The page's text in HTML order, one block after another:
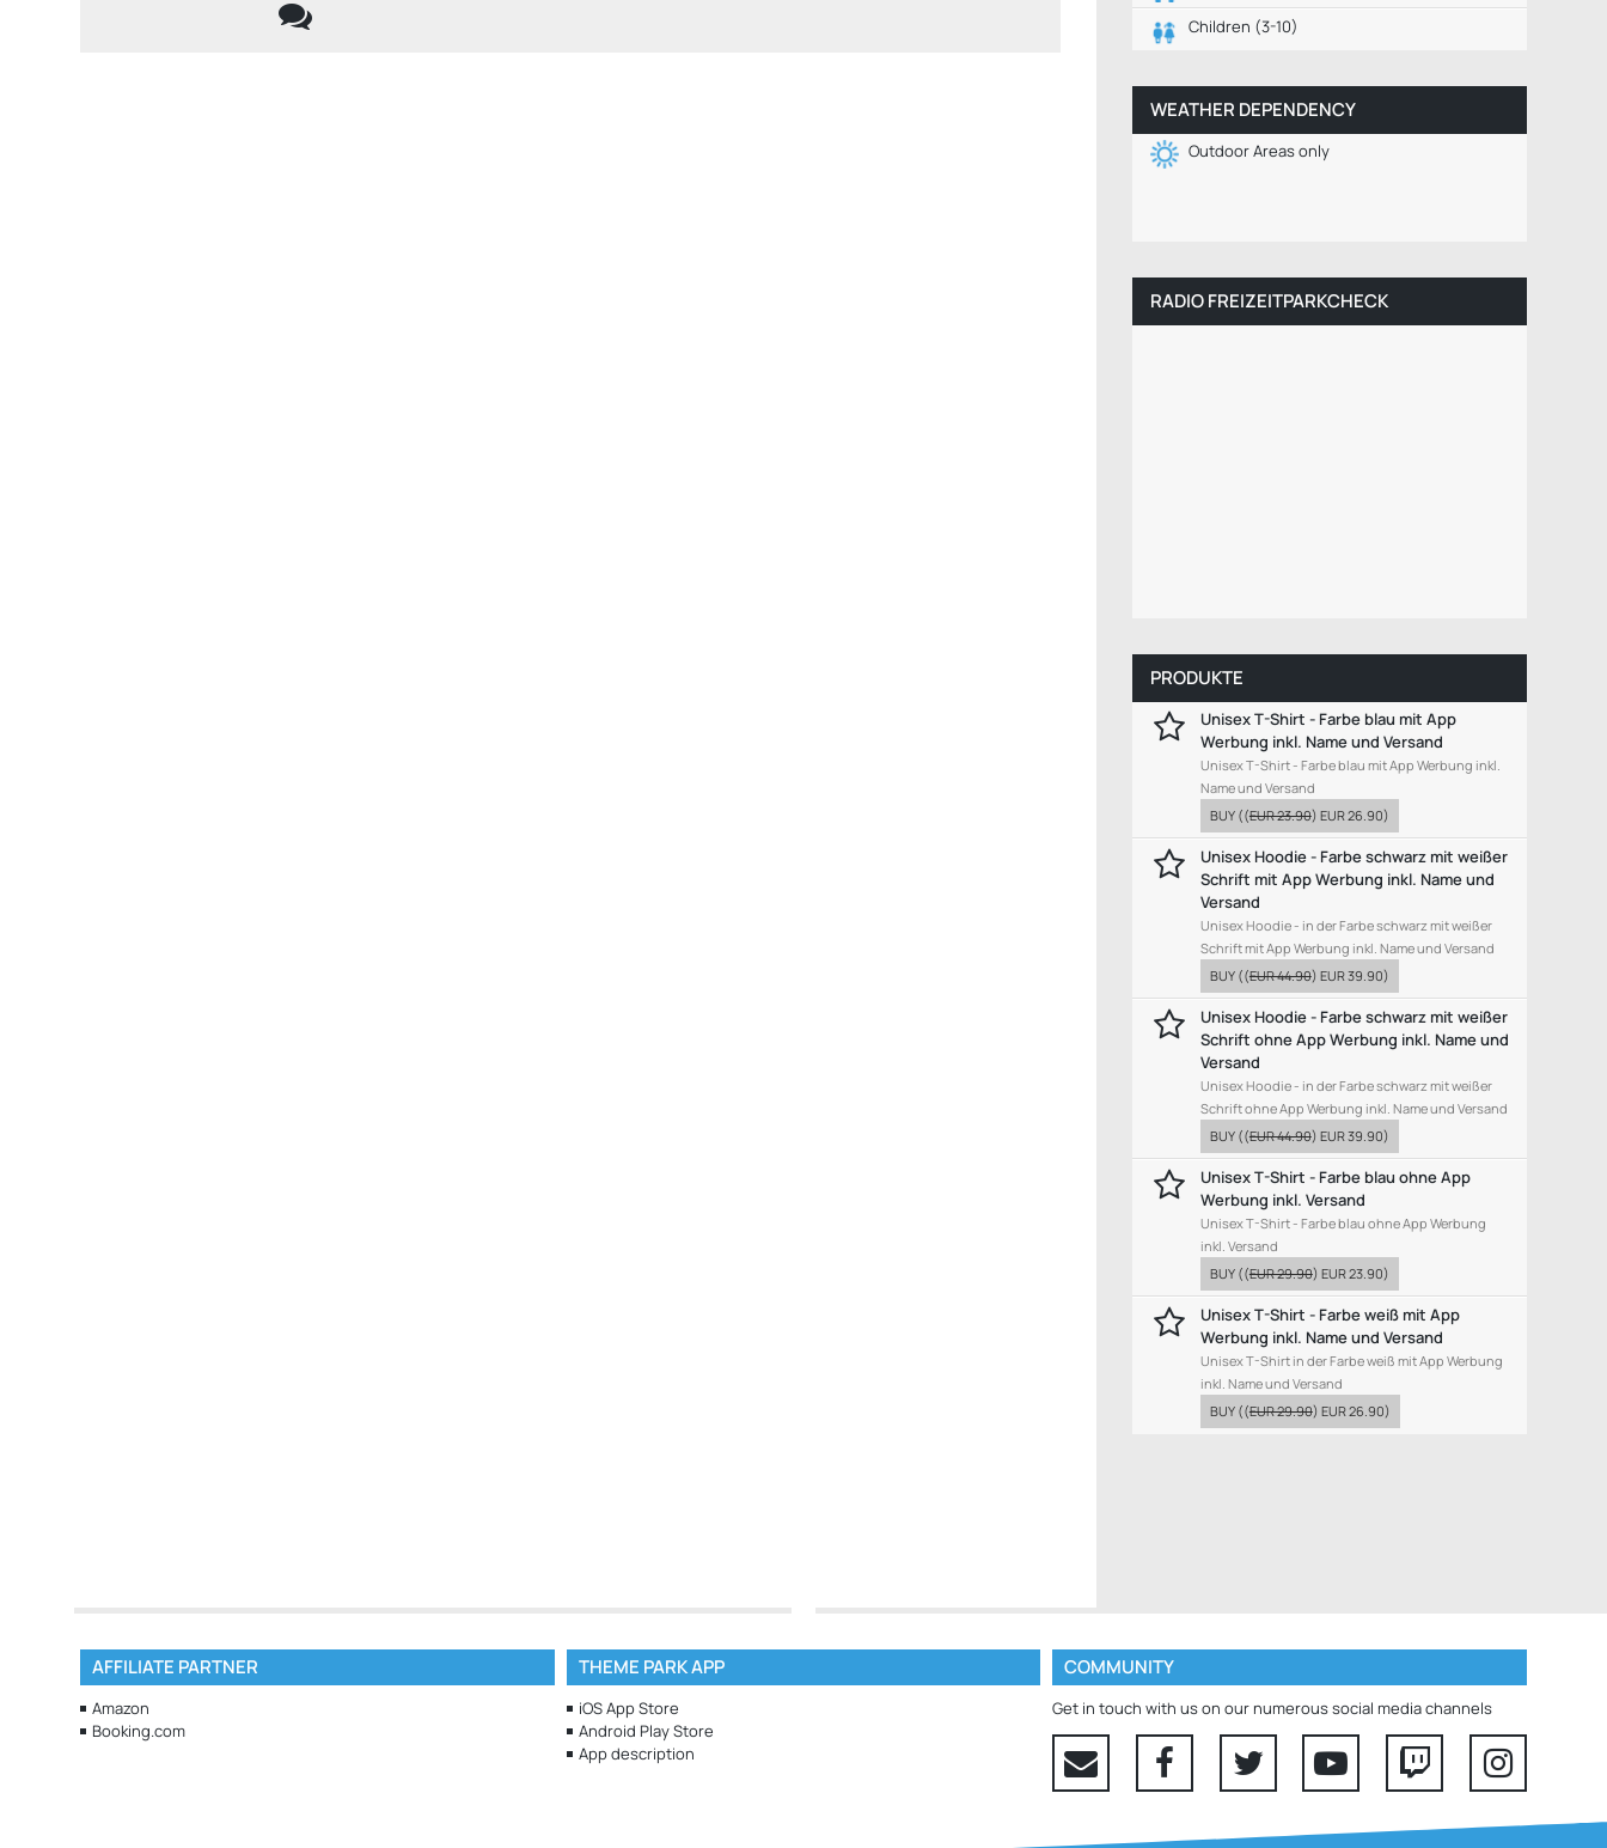
Children (3-10)
WEATHER DEPENDENCY
Outdoor Areas only
RADIO FREIZEITPARKCHECK
PRODUKTE
Unisex T-Shirt - Farbe blau mit App
Werbung inkl. Name und Versand
Unisex T-Shirt - Farbe blau mit App Werbung inkl.
Name und Versand
BUY ((EUR 23.90) EUR 26.90)
Unisex Hoodie - Farbe schwarz mit weißer
Schrift mit App Werbung inkl. Name und
Versand
Unisex Hoodie - in der Farbe schwarz mit weißer
Schrift mit App Werbung inkl. Name und Versand
BUY ((EUR 44.90) EUR 39.90)
Unisex Hoodie - Farbe schwarz mit weißer
Schrift ohne App Werbung inkl. Name und
Versand
Unisex Hoodie - in der Farbe schwarz mit weißer
Schrift ohne App Werbung inkl. Name und Versand
BUY ((EUR 44.90) EUR 39.90)
Unisex T-Shirt - Farbe blau ohne App
Werbung inkl. Versand
Unisex T-Shirt - Farbe blau ohne App Werbung
inkl. Versand
BUY ((EUR 29.90) EUR 23.90)
Unisex T-Shirt - Farbe weiß mit App
Werbung inkl. Name und Versand
Unisex T-Shirt in der Farbe weiß mit App Werbung
inkl. Name und Versand
BUY ((EUR 29.90) EUR 26.90)
AFFILIATE PARTNER
Amazon
Booking.com
THEME PARK APP
iOS App Store
Android Play Store
App description
COMMUNITY
Get in touch with us on our numerous social media channels